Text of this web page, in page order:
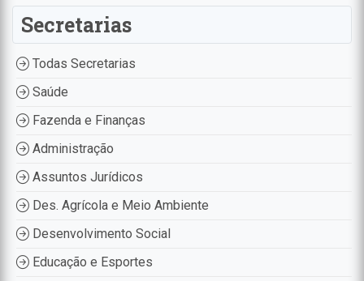
Secretarias
Todas Secretarias
Saúde
Fazenda e Finanças
Administração
Assuntos Jurídicos
Des. Agrícola e Meio Ambiente
Desenvolvimento Social
Educação e Esportes